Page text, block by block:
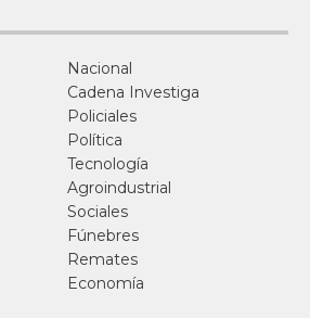
Nacional
Cadena Investiga
Policiales
Política
Tecnología
Agroindustrial
Sociales
Fúnebres
Remates
Economía